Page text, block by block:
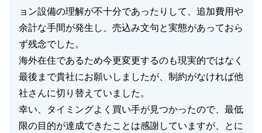
ョン設備の理解が不十分であったりして、追加費用や
余計な手間が発生し、売込み文句と実態があっておら
ず残念でした。
海外在住であるため今更変更するのも現実的ではなく
最後まで貴社にお願いしましたが、制約がなければ他
社さんに切り替えていました。
幸い、タイミングよく買い手が見つかったので、最低
限の目的が達成できたことは感謝していますが、とに